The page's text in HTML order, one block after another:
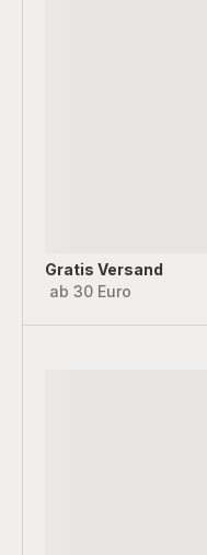
Gratis Versand
ab 30 Euro